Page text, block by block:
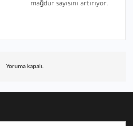
mağdur sayısını artırıyor.
Yoruma kapalı.